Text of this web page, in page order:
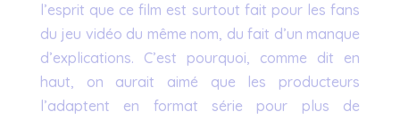
l’esprit que ce film est surtout fait pour les fans
du jeu vidéo du même nom, du fait d’un manque
d’explications. C’est pourquoi, comme dit en
haut, on aurait aimé que les producteurs
l’adaptent en format série pour plus de